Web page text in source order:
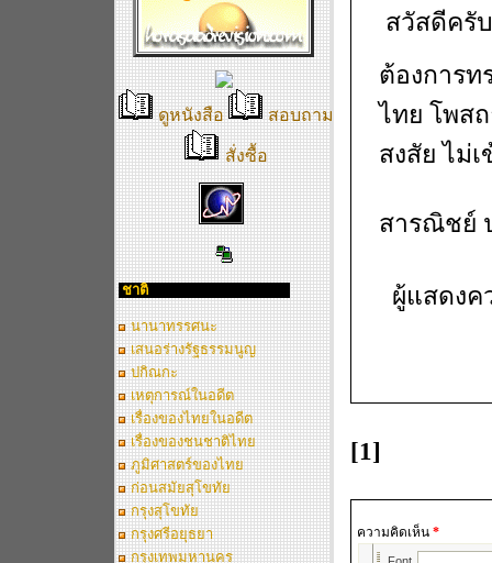
ดูหนังสือ สอบถาม
สั่งซื้อ
ชาติ
นานาทรรศนะ
เสนอร่างรัฐธรรมนูญ
ปกิณกะ
เหตุการณ์ในอดีต
เรื่องของไทยในอดีต
เรื่องของชนชาติไทย
ภูมิศาสตร์ของไทย
ก่อนสมัยสุโขทัย
กรุงสุโขทัย
กรุงศรีอยุธยา
กรุงเทพมหานคร
สวัสดีครับ
ต้องการท
ไทย โพส
สงสัย ไม่
สารณิชย์
ผู้แสดงค
[1]
ความคิดเห็น *